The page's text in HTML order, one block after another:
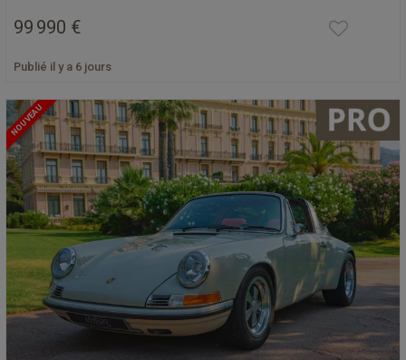
99 990 €
Publié il y a 6 jours
NOUVEAU